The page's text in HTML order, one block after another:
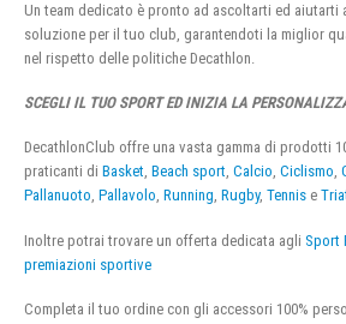
Un team dedicato è pronto ad ascoltarti ed aiutarti
soluzione per il tuo club, garantendoti la miglior
nel rispetto delle politiche Decathlon.
SCEGLI IL TUO SPORT ED INIZIA LA
DecathlonClub offre una vasta gamma di prodotti
praticanti di Basket, Beach sport, Calcio, Ciclismo,
Pallanuoto, Pallavolo, Running, Rugby, Tennis e
Inoltre potrai trovare un offerta dedicata agli Sport
premiazioni sportive
Completa il tuo ordine con gli accessori 100%